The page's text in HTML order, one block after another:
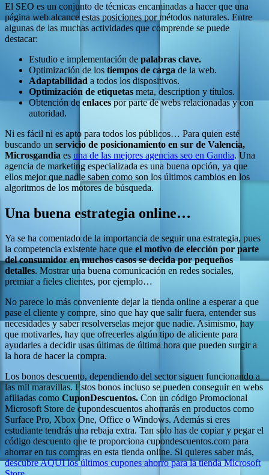
El SEO es un conjunto de técnicas encaminadas a hacer que una
página web alcance estas posiciones por métodos naturales. Entre
algunas de las muchas actividades que comprende se puede
destacar:
Estudio e implementación de palabras clave.
Optimización de los tiempos de carga de la web.
Adaptabilidad a todos los dispositivos.
Optimización de etiquetas meta, description y títulos.
Obtención deenlacespor parte de webs relacionadas y con
autoridad.
Ni es fácil ni es apto para todos los públicos… Para quien esté
buscando un servicio de posicionamiento en sur de Valencia,
Microsgandia es una de las mejores agencias seo en Gandia. Una
agencia de marketing especializada es una buena opción, ya que
ellos mejor que nadie saben como son los últimos cambios en los
algoritmos de los motores de búsqueda.
Una buena estrategia online…
Ya se ha comentado de la importancia de seguir una estrategia, pues
la competencia existente hace que el motivo de elección por parte
del consumidor en muchos casos se decida por pequeños
detalles. Mostrar una buena comunicación en redes sociales,
premiar a fieles clientes, por ejemplo…
No parece lo más conveniente dejar la tienda online a esperar a que
pase el cliente y compre, sino que hay que salir fuera, entender sus
necesidades y saber resolverselas mejor que nadie. Asimismo, hay
que motivarles, hay que ofrecerles algún tipo de aliciente para
ayudarles a decidir usas últimas de última hora que pueden surgir a
la hora de hacer la compra.
Los bonos descuento, dependiendo del sector siguen funcionando a
las mil maravillas. Estos bonos incluso se pueden conseguir en webs
afiliadas como CuponDescuentos. Con un código Promocional
Microsoft Store de cupondescuentos ahorrarás en productos como
Surface Pro, Xbox One, Office o Windows. Además si eres
estudiante tendrás una rebaja extra. Tan solo has de copiar y pegar el
código descuento que te proporciona cupondescuentos.com para
ahorrar en tus compras en esta tienda online. Si quieres saber más,
descubre AQUI los últimos cupones ahorro para la tienda Microsoft